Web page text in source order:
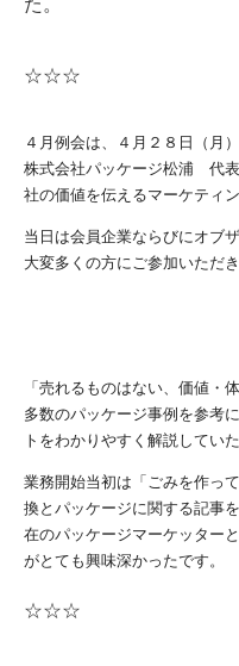
☆☆☆
４月例会は、４月２８日（月
株式会社パッケージ松浦 代
社の価値を伝えるマーケティ
当日は会員企業ならびにオブ
大変多くの方にご参加いただ
「売れるものはない、価値・
多数のパッケージ事例を参考
トをわかりやすく解説してい
業務開始当初は「ごみを作っ
換とパッケージに関する記事
在のパッケージマーケッター
がとても興味深かったです。
☆☆☆